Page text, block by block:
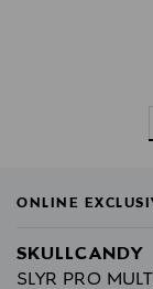
ONLINE
SKULLCANDY
SLYR PRO